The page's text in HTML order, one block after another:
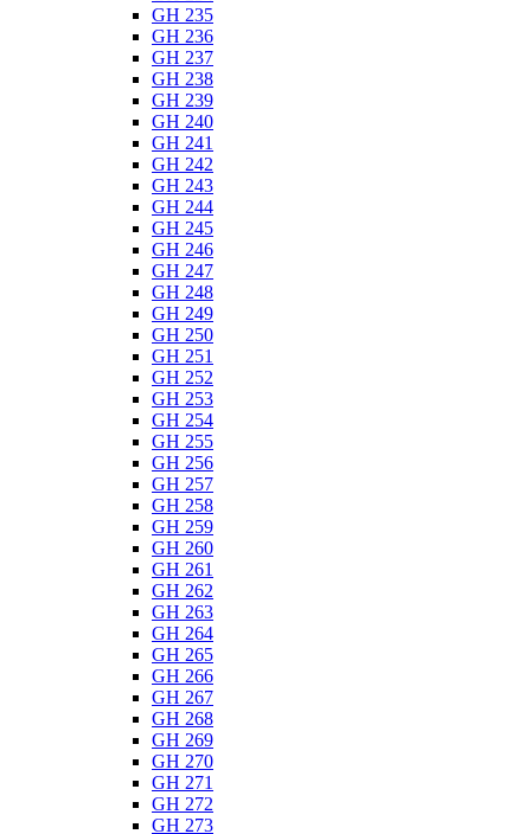
GH 235
GH 236
GH 237
GH 238
GH 239
GH 240
GH 241
GH 242
GH 243
GH 244
GH 245
GH 246
GH 247
GH 248
GH 249
GH 250
GH 251
GH 252
GH 253
GH 254
GH 255
GH 256
GH 257
GH 258
GH 259
GH 260
GH 261
GH 262
GH 263
GH 264
GH 265
GH 266
GH 267
GH 268
GH 269
GH 270
GH 271
GH 272
GH 273